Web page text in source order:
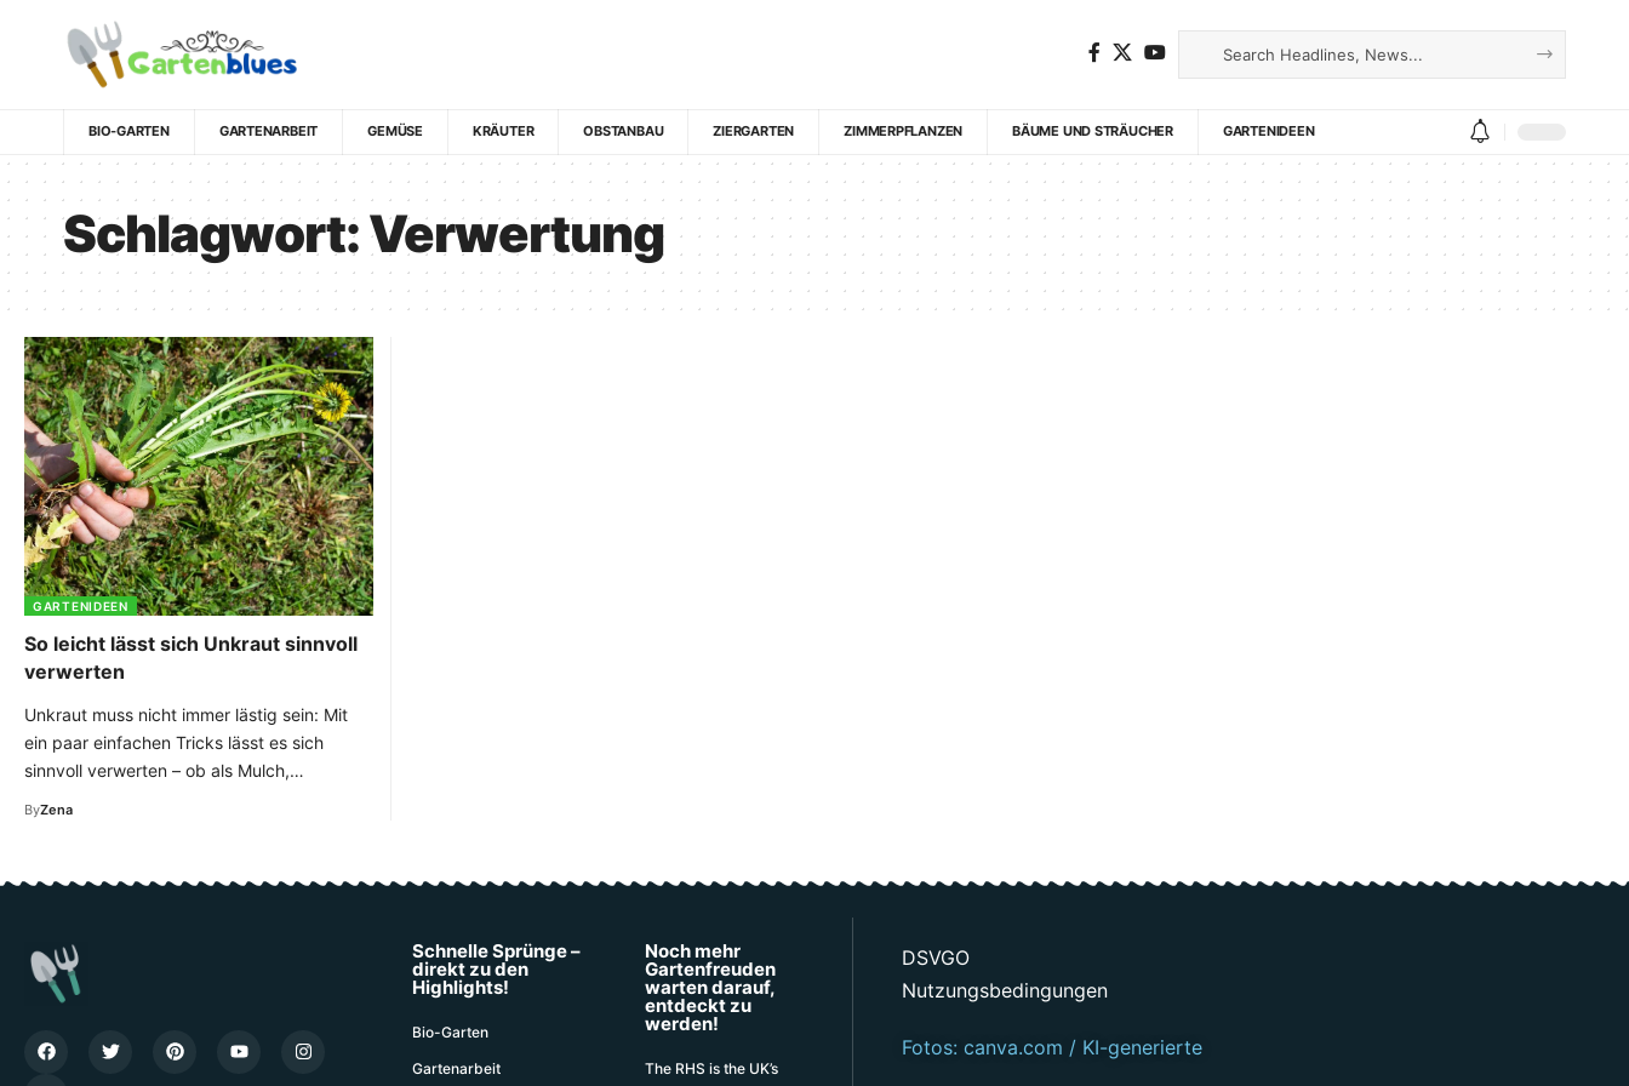
BIO-GARTEN GARTENARBEIT GEMÜSE KRÄUTER OBSTANBAU ZIERGARTEN ZIMMERPFLANZEN BÄUME UND STRÄUCHER GARTENIDEEN
Schlagwort:Verwertung
GARTENIDEEN
So leicht lässt sich Unkraut sinnvoll
verwerten
Unkraut muss nicht immer lästig sein: Mit
ein paar einfachen Tricks lässt es sich
sinnvoll verwerten – ob als Mulch,…
ByZena
Schnelle Sprünge –
direkt zu den
Highlights!
Bio-Garten
Gartenarbeit
Noch mehr
Gartenfreuden
warten darauf,
entdeckt zu
werden!
The RHS is the UK’s
DSVGO
Nutzungsbedingungen
Fotos: canva.com / KI-generierte